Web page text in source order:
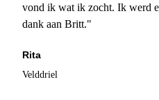
vond ik wat ik zocht. Ik werd
dank aan Britt."
Rita
Velddriel